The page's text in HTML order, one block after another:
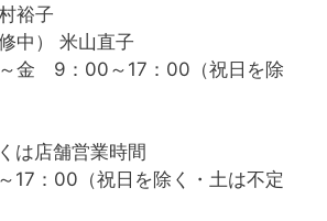
裕子
中） 米山直子
～金 9：00～17：00（祝日を除
は店舗営業時間
：00（祝日を除く・土は不定